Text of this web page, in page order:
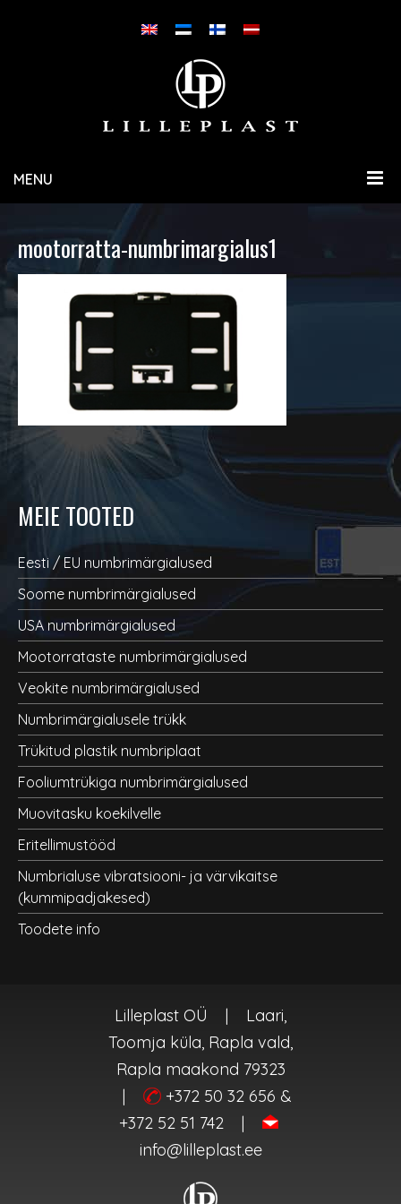
MENU
mootorratta-numbrimargialus1
MEIE TOOTED
Eesti / EU numbrimärgialused
Soome numbrimärgialused
USA numbrimärgialused
Mootorrataste numbrimärgialused
Veokite numbrimärgialused
Numbrimärgialusele trükk
Trükitud plastik numbriplaat
Fooliumtrükiga numbrimärgialused
Muovitasku koekilvelle
Eritellimustööd
Numbrialuse vibratsiooni- ja värvikaitse
(kummipadjakesed)
Toodete info
Lilleplast OÜ |
Laari,
Toomja küla, Rapla vald,
Rapla maakond 79323
|
+372 50 32 656 &
+372 52 51 742
|
info@lilleplast.ee